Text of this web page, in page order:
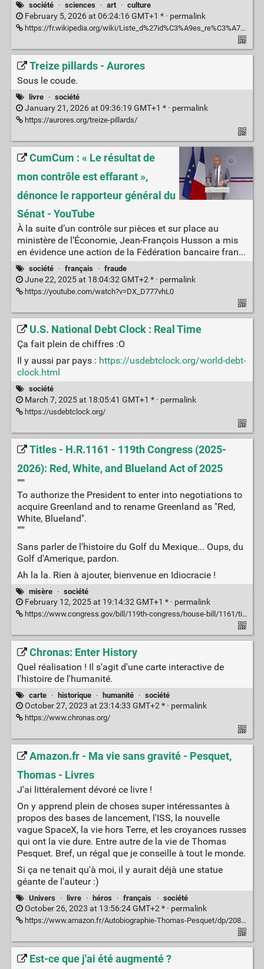
société · sciences · art · culture
February 5, 2026 at 06:24:16 GMT+1 * · permalink
https://fr.wikipedia.org/wiki/Liste_d%27id%C3%A9es_re%C3%A7ues
Treize pillards - Aurores
Sous le coude.
livre · société
January 21, 2026 at 09:36:19 GMT+1 * · permalink
https://aurores.org/treize-pillards/
CumCum : « Le résultat de
mon contrôle est effarant »,
dénonce le rapporteur général du
Sénat - YouTube
À la suite d’un contrôle sur pièces et sur place au
ministère de l’Économie, Jean-François Husson a mis
en évidence une action de la Fédération bancaire fran...
société · français · fraude
June 22, 2025 at 18:04:32 GMT+2 * · permalink
https://youtube.com/watch?v=DX_D777vhL0
U.S. National Debt Clock : Real Time
Ça fait plein de chiffres :O
Il y aussi par pays : https://usdebtclock.org/world-debt-
clock.html
société
March 7, 2025 at 18:05:41 GMT+1 * · permalink
https://usdebtclock.org/
Titles - H.R.1161 - 119th Congress (2025-
2026): Red, White, and Blueland Act of 2025
"""
To authorize the President to enter into negotiations to
acquire Greenland and to rename Greenland as "Red,
White, Blueland".
"""
Sans parler de l'histoire du Golf du Mexique... Oups, du
Golf d'Amerique, pardon.
Ah la la. Rien à ajouter, bienvenue en Idiocracie !
misère · société
February 12, 2025 at 19:14:32 GMT+1 * · permalink
https://www.congress.gov/bill/119th-congress/house-bill/1161/titles
Chronas: Enter History
Quel réalisation ! Il s'agit d'une carte interactive de
l'histoire de l'humanité.
carte · historique · humanité · société
October 27, 2023 at 23:14:33 GMT+2 * · permalink
https://www.chronas.org/
Amazon.fr - Ma vie sans gravité - Pesquet,
Thomas - Livres
J'ai littéralement dévoré ce livre !
On y apprend plein de choses super intéressantes à
propos des bases de lancement, l'ISS, la nouvelle
vague SpaceX, la vie hors Terre, et les croyances russes
qui ont la vie dure. Entre autre de la vie de Thomas
Pesquet. Bref, un régal que je conseille à tout le monde.
Si ça ne tenait qu'à moi, il y aurait déjà une statue
géante de l'auteur :)
Univers · livre · héros · français · société
October 26, 2023 at 13:56:24 GMT+2 * · permalink
https://www.amazon.fr/Autobiographie-Thomas-Pesquet/dp/2080423037
Est-ce que j'ai été augmenté ?